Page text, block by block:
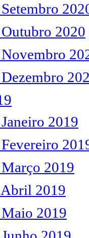
2020
2019
2019
2019
2019